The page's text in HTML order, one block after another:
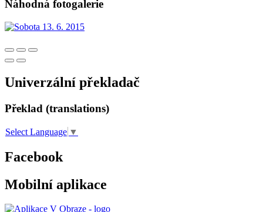
Náhodná fotogalerie
Univerzální překladač
Překlad (translations)
Select Language ▼
Facebook
Mobilní aplikace